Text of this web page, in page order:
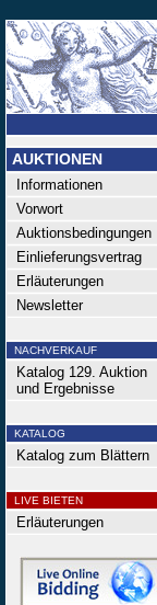
AUKTIONEN
Informationen
Vorwort
Auktionsbedingungen
Einlieferungsvertrag
Erläuterungen
Newsletter
NACHVERKAUF
Katalog 129. Auktion
und Ergebnisse
KATALOG
Katalog zum Blättern
LIVE BIETEN
Erläuterungen